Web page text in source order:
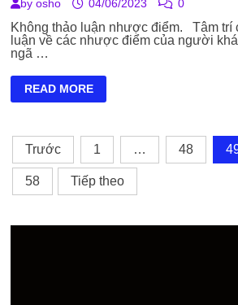
by osho 04/06/2023 0
Không thảo luận nhược điểm. Tâm trí
luận về các nhược điểm của người
ngã …
KHÔNG
NGOÀI
VÀ
BỎ
HI
VỌNG
READ MORE
Phân
trang
bài
Trước 1 … 48
58 Tiếp theo